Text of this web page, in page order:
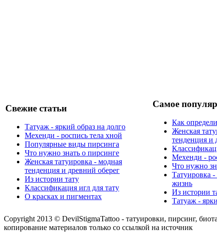
Свежие статьи
Татуаж - яркий образ на долго
Мехенди - роспись тела хной
Популярные виды пирсинга
Что нужно знать о пирсинге
Женская татуировка - модная
тенденция и древний оберег
Из истории тату
Классификация игл для тату
О красках и пигментах
Самое
Как
Женская
тенденция и
Мехенди -
Что нужно
Татуировка
жизнь
Из истории
Татуаж -
Copyright 2013 © DevilStigmaTattoo - татуировки, пирсинг,
копирование материалов только со ссылкой на источник